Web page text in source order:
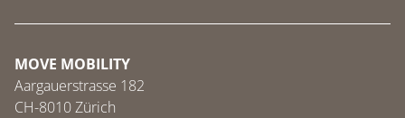
MOVE MOBILITY
Aargauerstrasse 182
CH-8010 Zürich